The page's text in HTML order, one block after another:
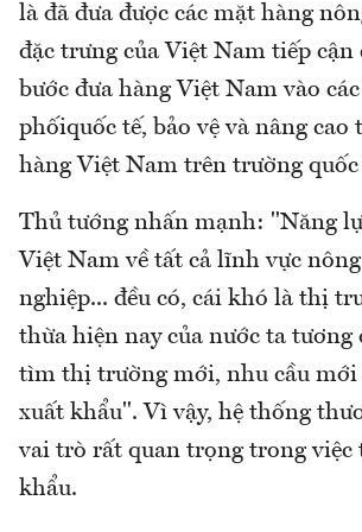
là đã đưa được các mặt hàng
đặc trưng của Việt Nam tiếp cận
bước đưa hàng Việt Nam vào
phốiquốc tế, bảo vệ và nâng cao
hàng Việt Nam trên trường quốc
Thủ tướng nhấn mạnh: "Năng
Việt Nam về tất cả lĩnh vực
nghiệp... đều có, cái khó là thị
thừa hiện nay của nước ta
tìm thị trường mới, nhu cầu mới
xuất khẩu". Vì vậy, hệ thống
vai trò rất quan trọng trong việc
khẩu.